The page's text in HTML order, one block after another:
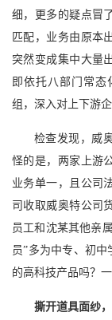
细，更多的疑点冒
匹配，业务由原本
突然变成集中大量
即依托八部门常态
组，深入对上下游
检查发现，威
怪的是，两家上游
业务单一，且公司
司收取威奥特公司
员工和沈某其他亲
员”多为中专、初
的高科技产品吗？
撕开道具面纱